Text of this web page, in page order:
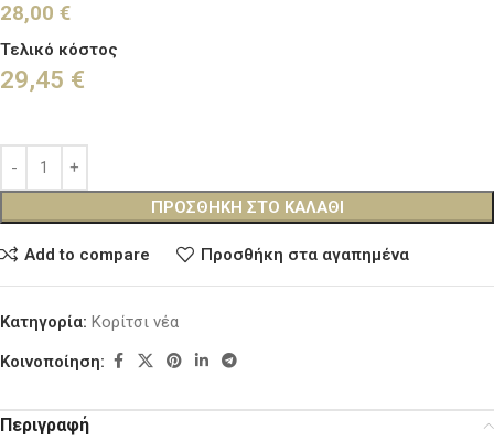
28,00 €
Τελικό κόστος
29,45 €
ΠΡΟΣΘΉΚΗ ΣΤΟ ΚΑΛΆΘΙ
Add to compare Προσθήκη στα αγαπημένα
Κατηγορία: Κορίτσι νέα
Κοινοποίηση:
Περιγραφή